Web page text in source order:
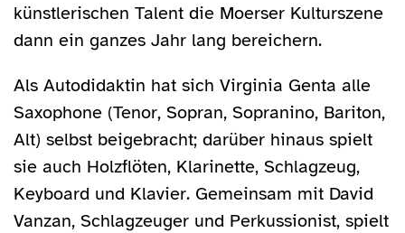
künstlerischen Talent die Moerser Kulturszene
dann ein ganzes Jahr lang bereichern.
Als Autodidaktin hat sich Virginia Genta alle
Saxophone (Tenor, Sopran, Sopranino, Bariton,
Alt) selbst beigebracht; darüber hinaus spielt
sie auch Holzflöten, Klarinette, Schlagzeug,
Keyboard und Klavier. Gemeinsam mit David
Vanzan, Schlagzeuger und Perkussionist, spielt